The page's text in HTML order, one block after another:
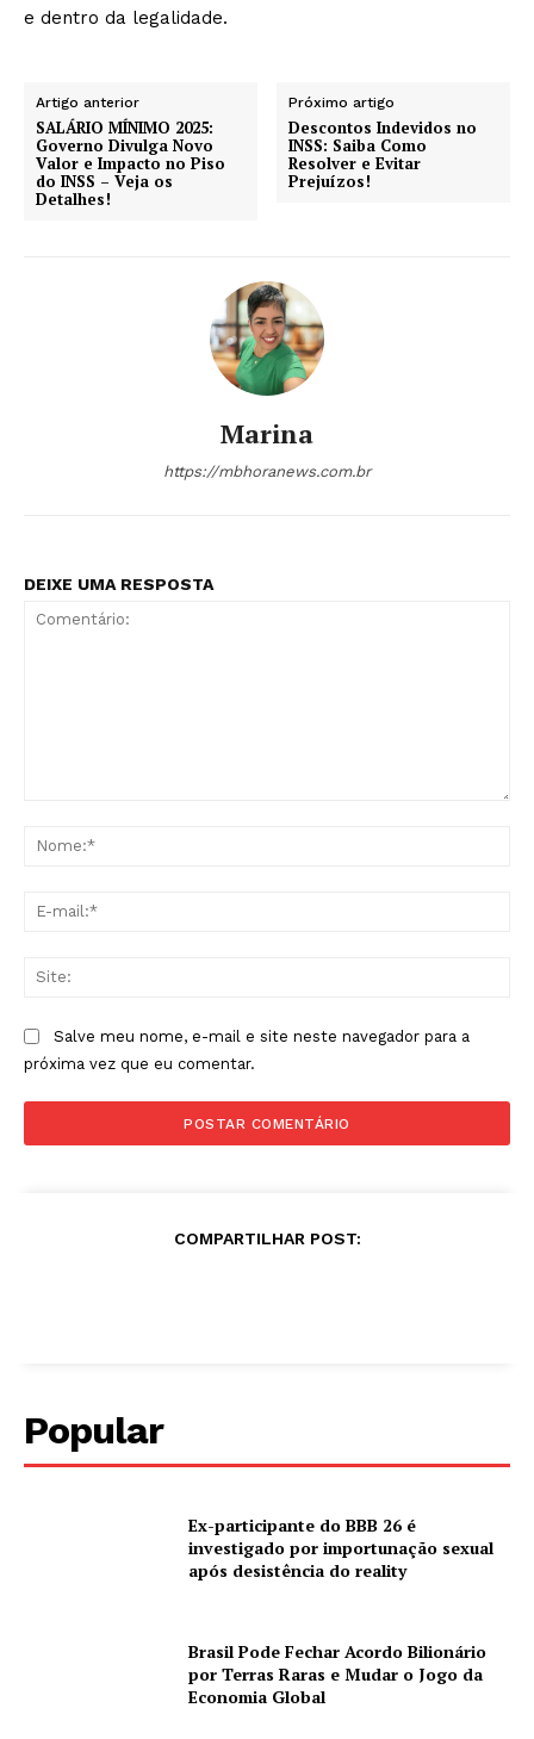
e dentro da legalidade.
Artigo anterior
SALÁRIO MÍNIMO 2025:
Governo Divulga Novo
Valor e Impacto no Piso
do INSS – Veja os
Detalhes!
Próximo artigo
Descontos Indevidos no
INSS: Saiba Como
Resolver e Evitar
Prejuízos!
Marina
https://mbhoranews.com.br
DEIXE UMA RESPOSTA
Salve meu nome, e-mail e site neste navegador para a
próxima vez que eu comentar.
COMPARTILHAR POST:
Popular
Ex-participante do BBB 26 é
investigado por importunação sexual
após desistência do reality
Brasil Pode Fechar Acordo Bilionário
por Terras Raras e Mudar o Jogo da
Economia Global